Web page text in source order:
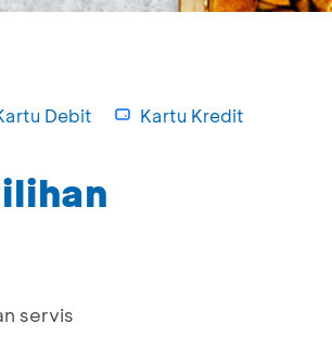
Debit Kartu Kredit
servis